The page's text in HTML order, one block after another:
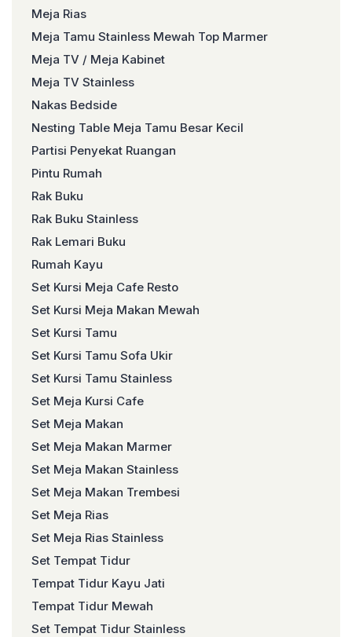
Meja Rias
Meja Tamu Stainless Mewah Top Marmer
Meja TV / Meja Kabinet
Meja TV Stainless
Nakas Bedside
Nesting Table Meja Tamu Besar Kecil
Partisi Penyekat Ruangan
Pintu Rumah
Rak Buku
Rak Buku Stainless
Rak Lemari Buku
Rumah Kayu
Set Kursi Meja Cafe Resto
Set Kursi Meja Makan Mewah
Set Kursi Tamu
Set Kursi Tamu Sofa Ukir
Set Kursi Tamu Stainless
Set Meja Kursi Cafe
Set Meja Makan
Set Meja Makan Marmer
Set Meja Makan Stainless
Set Meja Makan Trembesi
Set Meja Rias
Set Meja Rias Stainless
Set Tempat Tidur
Tempat Tidur Kayu Jati
Tempat Tidur Mewah
Set Tempat Tidur Stainless